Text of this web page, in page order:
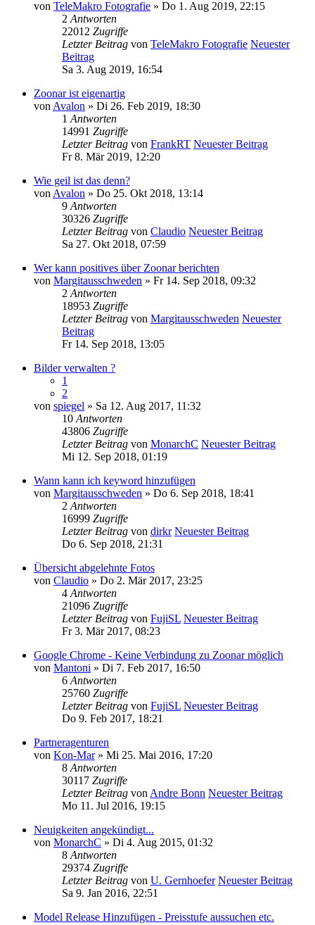
von TeleMakro Fotografie » Do 1. Aug 2019, 22:15
2 Antworten
22012 Zugriffe
Letzter Beitrag von TeleMakro Fotografie Neuester
Beitrag
Sa 3. Aug 2019, 16:54
Zoonar ist eigenartig
von Avalon » Di 26. Feb 2019, 18:30
1 Antworten
14991 Zugriffe
Letzter Beitrag von FrankRT Neuester Beitrag
Fr 8. Mär 2019, 12:20
Wie geil ist das denn?
von Avalon » Do 25. Okt 2018, 13:14
9 Antworten
30326 Zugriffe
Letzter Beitrag von Claudio Neuester Beitrag
Sa 27. Okt 2018, 07:59
Wer kann positives über Zoonar berichten
von Margitausschweden » Fr 14. Sep 2018, 09:32
2 Antworten
18953 Zugriffe
Letzter Beitrag von Margitausschweden Neuester
Beitrag
Fr 14. Sep 2018, 13:05
Bilder verwalten ?
1
2
von spiegel » Sa 12. Aug 2017, 11:32
10 Antworten
43806 Zugriffe
Letzter Beitrag von MonarchC Neuester Beitrag
Mi 12. Sep 2018, 01:19
Wann kann ich keyword hinzufügen
von Margitausschweden » Do 6. Sep 2018, 18:41
2 Antworten
16999 Zugriffe
Letzter Beitrag von dirkr Neuester Beitrag
Do 6. Sep 2018, 21:31
Übersicht abgelehnte Fotos
von Claudio » Do 2. Mär 2017, 23:25
4 Antworten
21096 Zugriffe
Letzter Beitrag von FujiSL Neuester Beitrag
Fr 3. Mär 2017, 08:23
Google Chrome - Keine Verbindung zu Zoonar möglich
von Mantoni » Di 7. Feb 2017, 16:50
6 Antworten
25760 Zugriffe
Letzter Beitrag von FujiSL Neuester Beitrag
Do 9. Feb 2017, 18:21
Partneragenturen
von Kon-Mar» Mi 25. Mai 2016, 17:20
8 Antworten
30117 Zugriffe
Letzter Beitrag von Andre Bonn Neuester Beitrag
Mo 11. Jul 2016, 19:15
Neuigkeiten angekündigt...
von MonarchC » Di 4. Aug 2015, 01:32
8 Antworten
29374 Zugriffe
Letzter Beitrag von U. Gernhoefer Neuester Beitrag
Sa 9. Jan 2016, 22:51
Model Release Hinzufügen - Preisstufe aussuchen etc.